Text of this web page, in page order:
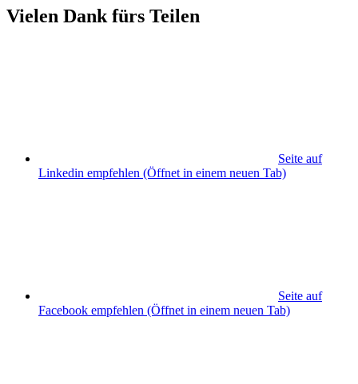
Vielen Dank fürs Teilen
Seite auf
Linkedin empfehlen (Öffnet in einem neuen Tab)
Seite auf
Facebook empfehlen (Öffnet in einem neuen Tab)